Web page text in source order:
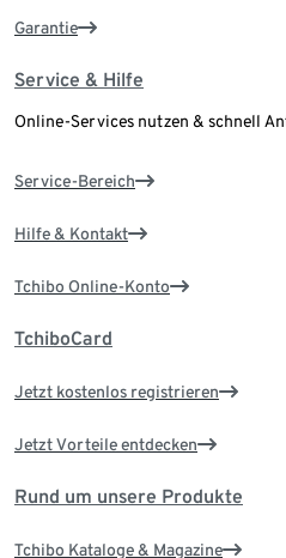
Garantie
Service & Hilfe
Online-Services nutzen & schnell
Service-Bereich
Hilfe & Kontakt
Tchibo Online-Konto
TchiboCard
Jetzt kostenlos registrieren
Jetzt Vorteile entdecken
Rund um unsere Produkte
Tchibo Kataloge & Magazine